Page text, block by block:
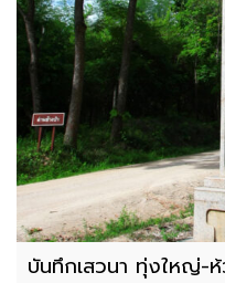
บันทึกเสวนา ทุ่งใหญ่-